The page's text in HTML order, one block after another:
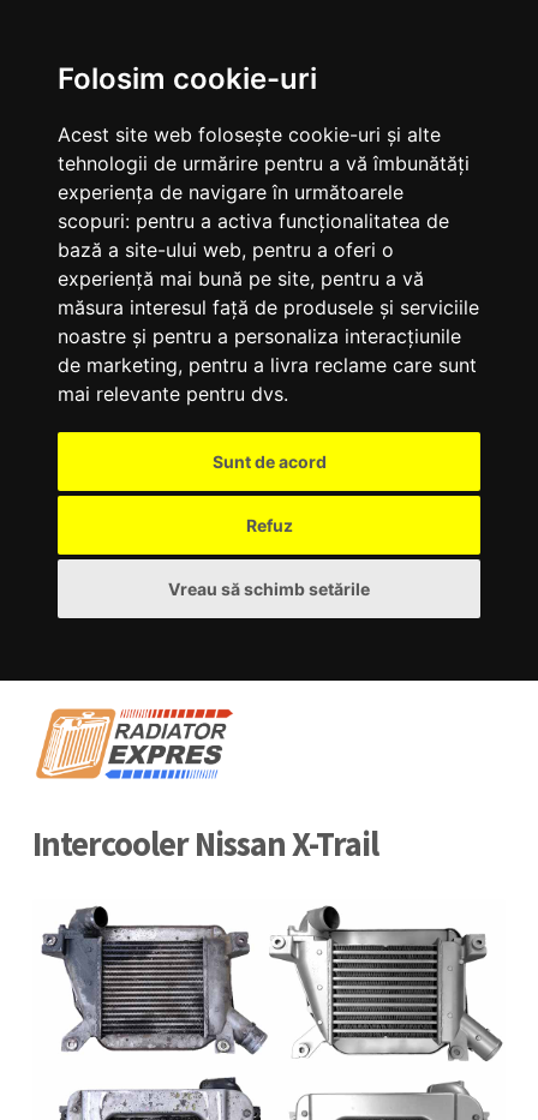
Folosim cookie-uri
Acest site web folosește cookie-uri și alte
tehnologii de urmărire pentru a vă îmbunătăți
experiența de navigare în următoarele
scopuri: pentru a activa funcționalitatea de
bază a site-ului web, pentru a oferi o
experiență mai bună pe site, pentru a vă
măsura interesul față de produsele și serviciile
noastre și pentru a personaliza interacțiunile
de marketing, pentru a livra reclame care sunt
mai relevante pentru dvs.
Sunt de acord
Refuz
Vreau să schimb setările
Intercooler Nissan X-Trail